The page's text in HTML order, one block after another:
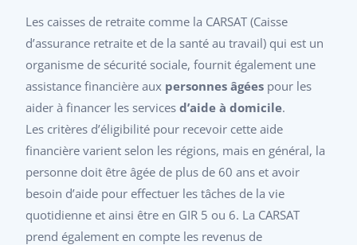
Les caisses de retraite comme la CARSAT (Caisse
d’assurance retraite et de la santé au travail) qui est un
organisme de sécurité sociale, fournit également une
assistance financière aux personnes âgées pour les
aider à financer les servicesd’aide à domicile.
Les critères d’éligibilité pour recevoir cette aide
financière varient selon les régions, mais en général, la
personne doit être âgée de plus de 60 ans et avoir
besoin d’aide pour effectuer les tâches de la vie
quotidienne et ainsi être en GIR 5 ou 6. La CARSAT
prend également en compte les revenus de